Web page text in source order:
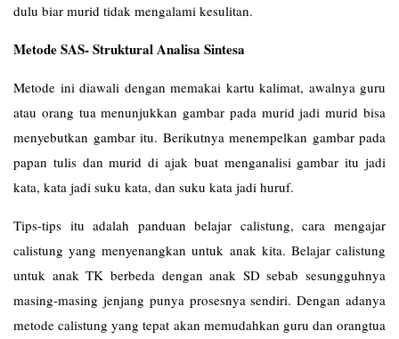
dulu biar murid tidak mengalami kesulitan.
Metode SAS- Struktural Analisa Sintesa
Metode ini diawali dengan memakai kartu kalimat, awalnya guru
atau orang tua menunjukkan gambar pada murid jadi murid bisa
menyebutkan gambar itu. Berikutnya menempelkan gambar pada
papan tulis dan murid di ajak buat menganalisi gambar itu jadi
kata, kata jadi suku kata, dan suku kata jadi huruf.
Tips-tips itu adalah panduan belajar calistung, cara mengajar
calistung yang menyenangkan untuk anak kita. Belajar calistung
untuk anak TK berbeda dengan anak SD sebab sesungguhnya
masing-masing jenjang punya prosesnya sendiri. Dengan adanya
metode calistung yang tepat akan memudahkan guru dan orangtua